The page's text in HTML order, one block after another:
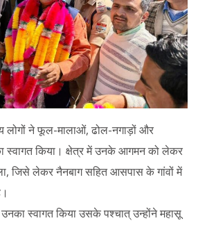
लोगों ने फूल-मालाओं, ढोल-नगाड़ों और
स्वागत किया। क्षेत्र में उनके आगमन को लेकर
जिसे लेकर नैनबाग सहित आसपास के गांवों में
स्वागत किया उसके पश्चात् उन्होंने महासू